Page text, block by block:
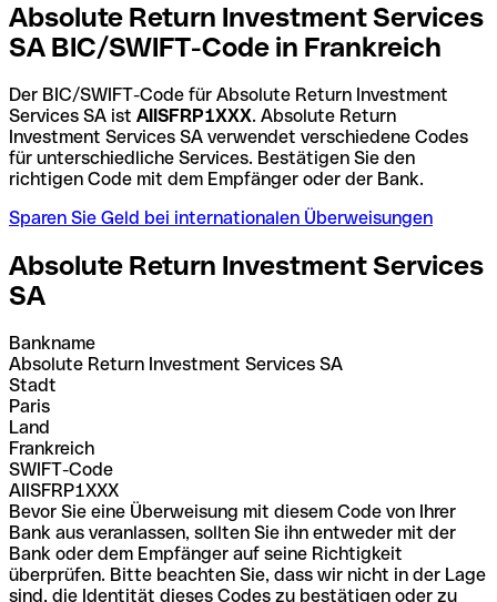
Absolute Return Investment Services
SA BIC/SWIFT-Code in Frankreich
Der BIC/SWIFT-Code für Absolute Return Investment
Services SA ist AIISFRP1XXX. Absolute Return
Investment Services SA verwendet verschiedene Codes
für unterschiedliche Services. Bestätigen Sie den
richtigen Code mit dem Empfänger oder der Bank.
Sparen Sie Geld bei internationalen Überweisungen
Absolute Return Investment Services
SA
Bankname
Absolute Return Investment Services SA
Stadt
Paris
Land
Frankreich
SWIFT-Code
AIISFRP1XXX
Bevor Sie eine Überweisung mit diesem Code von Ihrer
Bank aus veranlassen, sollten Sie ihn entweder mit der
Bank oder dem Empfänger auf seine Richtigkeit
überprüfen. Bitte beachten Sie, dass wir nicht in der Lage
sind, die Identität dieses Codes zu bestätigen oder zu